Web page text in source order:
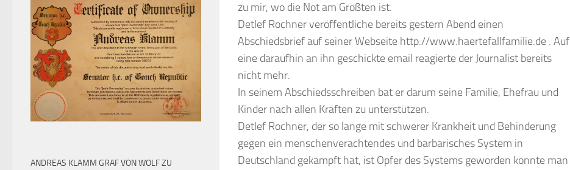
zu mir, wo die Not am Größten ist.
Detlef Rochner veröffentliche bereits gestern Abend einen
Abschiedsbrief auf seiner Webseite http://www.haertefallfamilie.de . Auf
eine daraufhin an ihn geschickte email reagierte der Journalist bereits
nicht mehr.
In seinem Abschiedsschreiben bat er darum seine Familie, Ehefrau und
Kinder nach allen Kräften zu unterstützen.
Detlef Rochner, der so lange mit schwerer Krankheit und Behinderung
gegen ein menschenverachtendes und barbarisches System in
Deutschland gekämpft hat, ist Opfer des Systems geworden könnte man
ANDREAS KLAMM GRAF VON WOLF ZU